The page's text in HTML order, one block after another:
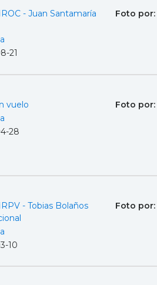
- Juan Santamaría
21
Foto por:
vuelo
28
Foto por:
- Tobias Bolaños
10
Foto por: